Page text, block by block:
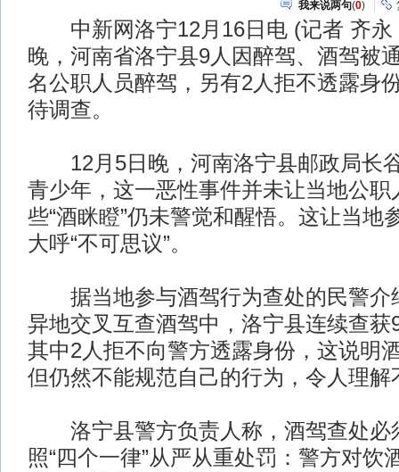
我来说两句(0)
中新网洛宁12月16日电 (记者 齐永
晚，河南省洛宁县9人因醉驾、酒驾被
名公职人员醉驾，另有2人拒不透露身
待调查。
12月5日晚，河南洛宁县邮政局长
青少年，这一恶性事件并未让当地公职
些“酒眯瞪”仍未警觉和醒悟。这让当地
大呼“不可思议”。
据当地参与酒驾行为查处的民警介
异地交叉互查酒驾中，洛宁县连续查获
其中2人拒不向警方透露身份，这说明
但仍然不能规范自己的行为，令人理解
洛宁县警方负责人称，酒驾查处必
照“四个一律”从严从重处罚：警方对饮